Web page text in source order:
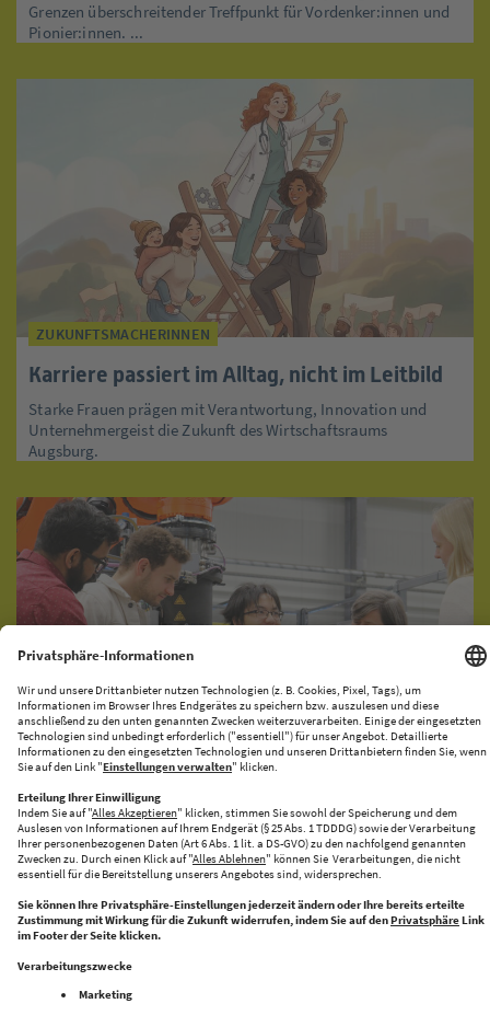
Grenzen überschreitender Treffpunkt für Vordenker:innen und
Pionier:innen. ...
ZUKUNFTSMACHERINNEN
Karriere passiert im Alltag, nicht im Leitbild
Starke Frauen prägen mit Verantwortung, Innovation und
Unternehmergeist die Zukunft des Wirtschaftsraums
Augsburg.
KI-PRODUKATIONSNETZWERK
CENTRE FOR FUTURE PRODUCTION
Halle 43 bringt Innovation und Industrie zusammen